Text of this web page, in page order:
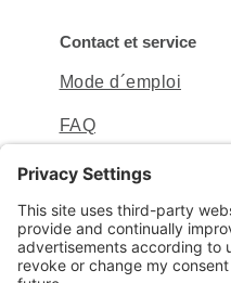
Contact et service
Mode d´emploi
FAQ
Contact